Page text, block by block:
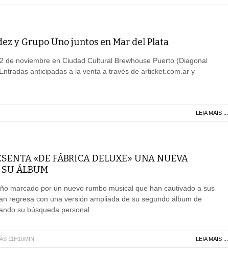
y Grupo Uno juntos en Mar del Plata
de noviembre en Ciudad Cultural Brewhouse Puerto (Diagonal
anticipadas a la venta a través de articket.com.ar y
LEIA MAIS ...
«DE FÁBRICA DELUXE» UNA NUEVA
ÁLBUM
marcado por un nuevo rumbo musical que han cautivado a sus
regresa con una versión ampliada de su segundo álbum de
su búsqueda personal.
11H10MIN LEIA MAIS ...